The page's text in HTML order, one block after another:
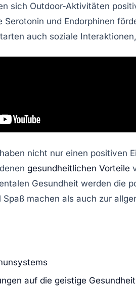
sich Outdoor-Aktivitäten
Serotonin und Endorphinen
auch soziale Interaktionen
nicht nur einen positiven
gesundheitlichen Vorteile
Gesundheit werden die
machen als auch zur
auf die geistige Gesundheit